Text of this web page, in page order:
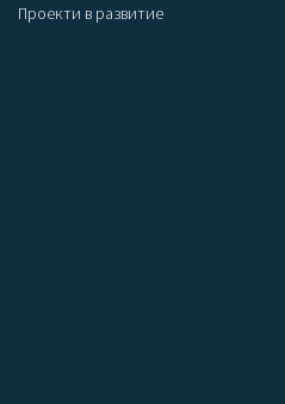
Проекти в развитие